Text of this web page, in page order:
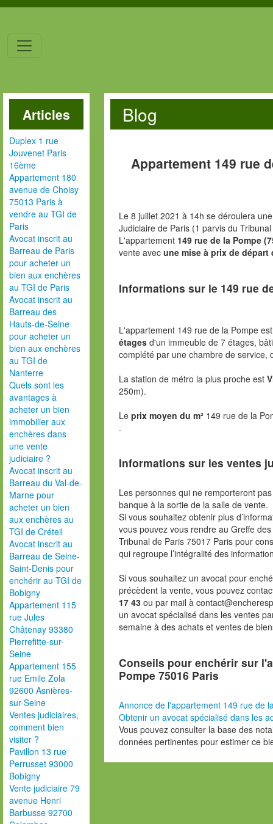
Articles
Duplex 1 rue
Jouvenet Paris
16ème
Appartement 180
avenue de Choisy
75013 Paris à
vendre au TGI de
Paris
Avocat inscrit au
Barreau de Paris
pour acheter un
bien aux enchères
au TGI de Paris
Avocat inscrit au
Barreau des
Hauts-de-Seine
pour acheter un
bien aux enchères
au TGI de
Nanterre
Quels sont les
avantages à
acheter un bien
immobilier aux
enchères dans
une vente
judiciaire ?
Avocat inscrit au
Barreau du Val-de-
Marne pour
acheter un bien
aux enchères au
TGI de Créteil
Avocat inscrit au
Barreau de Seine-
Saint-Denis pour
enchérir au TGI de
Bobigny
Appartement 115
rue Jules
Châtenay 93380
Pierrefitte-sur-
Seine
Appartement 155
rue Emile Zola
92600 Asnières-
sur-Seine
Ventes judiciaires,
comment bien
visiter ?
Pavillon 13 rue
Perrusset 93000
Bobigny
Vente judiciaire 79
avenue Henri
Barbusse 92700
Blog
Appartement 149 rue
Le 8 juillet 2021 à 14h se déroulera
Judiciaire de Paris (1 parvis du
L'appartement 149 rue de la Pompe
vente avec une mise à prix de départ
Informations sur le 149 rue
L'appartement 149 rue de la Pompe
étagesd'un immeuble de 7 étages,
complété par une chambre de service,
La station de métro la plus proche est
250m).
Le prix moyen du m² 149 rue de la
.
Informations sur les ventes
Les personnes qui ne remporteront
banque à la sortie de la salle de vente.
Si vous souhaitez obtenir plus
vous pouvez vous rendre au Greffe
Tribunal de Paris 75017 Paris pour
qui regroupe l’intégralité des
Si vous souhaitez un avocat pour
précèdent la vente, vous pouvez
17 43 ou par mail à
un avocat spécialisé dans les ventes
semaine à des achats et ventes de
Conseils pour enchérir sur
Pompe 75016 Paris
Annonce de l'appartement 149 rue de
Obtenir un avocat spécialisé dans les
Vous pouvez consulter la base des
données pertinentes pour estimer ce